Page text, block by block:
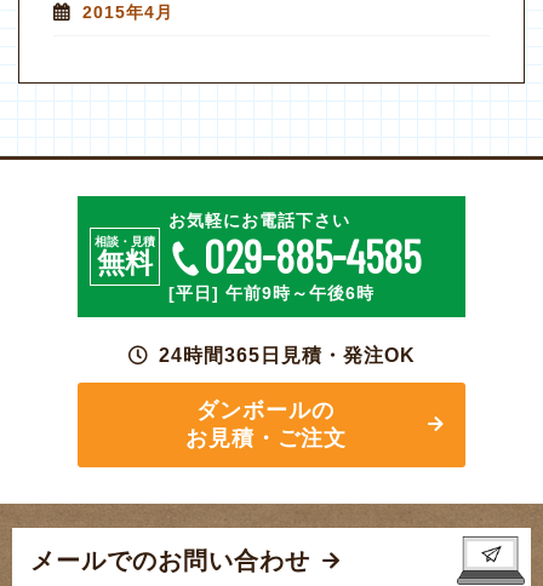
2015年4月
相談・見積
無料
お気軽にお電話下さい
029-885-4585
[平日] 午前9時～午後6時
24時間365日見積・発注OK
ダンボールの
お見積・ご注文
メールでのお問い合わせ